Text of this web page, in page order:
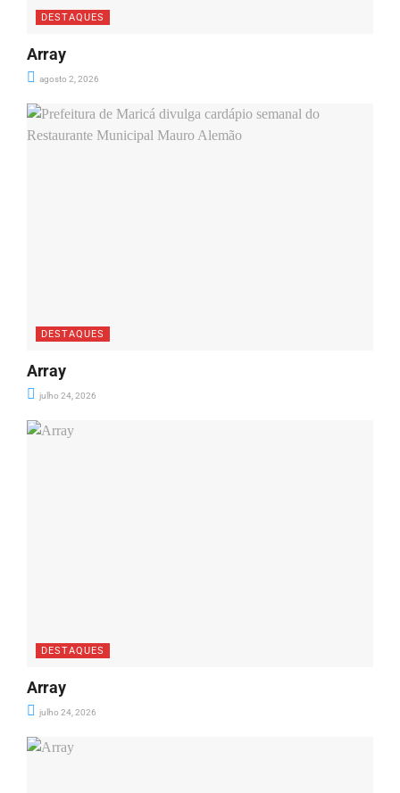
DESTAQUES
Array
agosto 2, 2026
DESTAQUES
Array
julho 24, 2026
DESTAQUES
Array
julho 24, 2026